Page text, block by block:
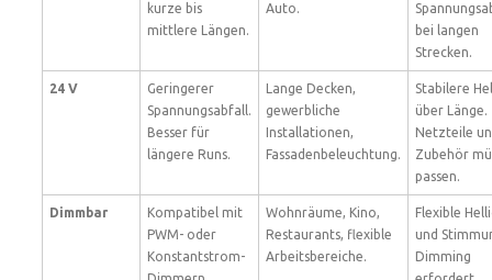
kurze bis
mittlere Längen.
Auto.
bei langen
Strecken.
24 V
Geringerer
Spannungsabfall.
Besser für
längere Runs.
Lange Decken,
gewerbliche
Installationen,
Fassadenbeleuchtung.
Stabilere
über Länge.
Netzteile
Zubehör
passen.
Dimmbar
Kompatibel mit
PWM- oder
Konstantstrom-
Wohnräume, Kino,
Restaurants, flexible
Arbeitsbereiche.
Flexible
und
Dimming